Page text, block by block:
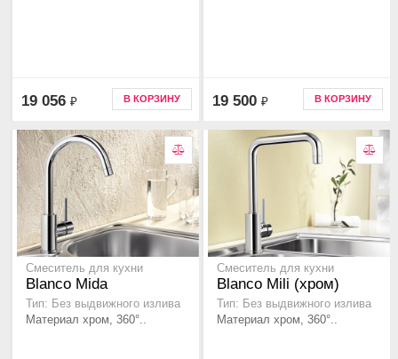
19 056 ₽ В КОРЗИНУ 19 500 ₽ В КОРЗИНУ
Смеситель для кухни
Blanco Mida
Тип: Без выдвижного излива
Материал хром, 360°..
Смеситель для кухни
Blanco Mili (хром)
Тип: Без выдвижного излива
Материал хром, 360°..